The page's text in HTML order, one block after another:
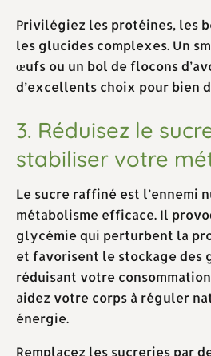
Privilégiez les protéines, les
les glucides complexes. Un
œufs ou un bol de flocons
d’excellents choix pour bien
3. Réduisez le
stabiliser votre
Le sucre raffiné est l’ennemi
métabolisme efficace. Il
glycémie qui perturbent la
et favorisent le stockage des
réduisant votre
aidez votre corps à réguler
énergie.
Remplacez les sucreries par